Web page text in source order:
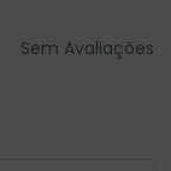
Sem Avaliações